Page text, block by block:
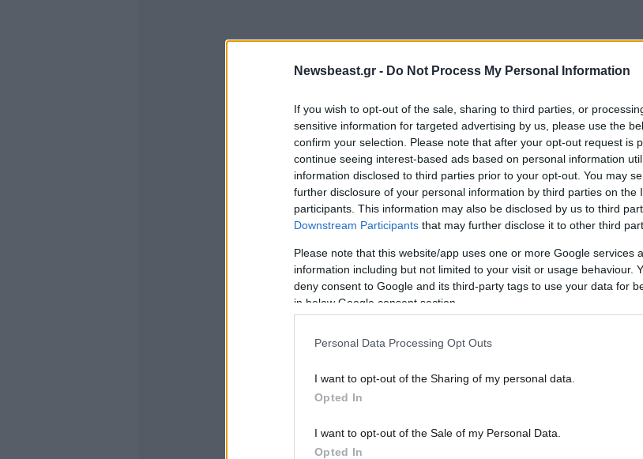
Newsbeast.gr - Do Not Process My Personal Information
If you wish to opt-out of the sale, sharing to third parties, or
sensitive information for targeted advertising by us, please use the
confirm your selection. Please note that after your opt-out request is
continue seeing interest-based ads based on personal information
information disclosed to third parties prior to your opt-out. You may
further disclosure of your personal information by third parties on the
participants. This information may also be disclosed by us to third
Downstream Participants that may further disclose it to other third
Please note that this website/app uses one or more Google services
information including but not limited to your visit or usage behaviour.
deny consent to Google and its third-party tags to use your data for
in below Google consent section.
Personal Data Processing Opt Outs
I want to opt-out of the Sharing of my personal data.
Opted In
I want to opt-out of the Sale of my Personal Data.
Opted In